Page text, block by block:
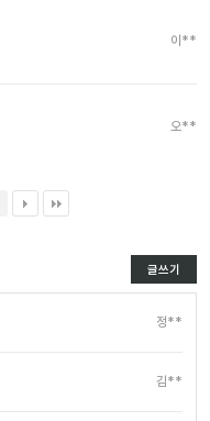
이**
오**
글쓰기
정**
김**